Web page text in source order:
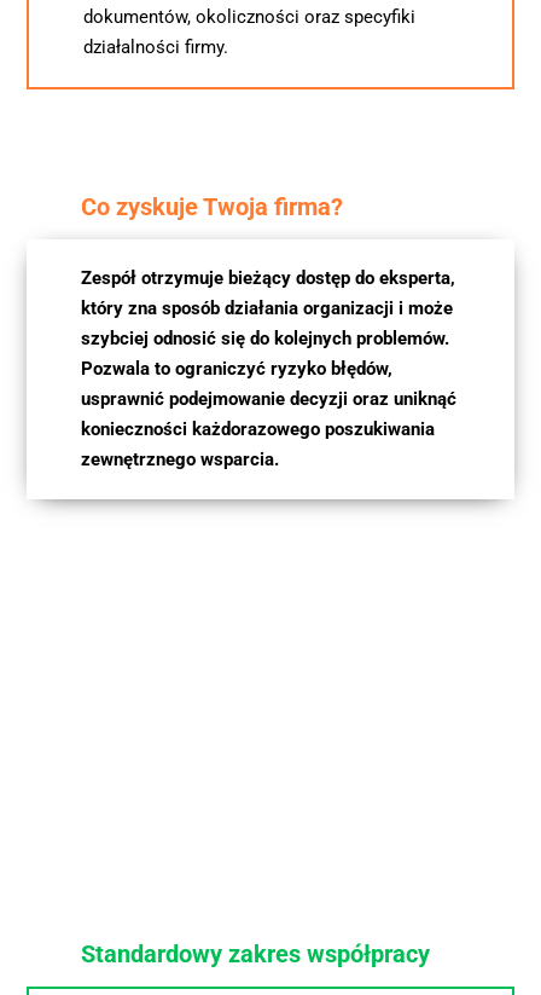
dokumentów, okoliczności oraz specyfiki
działalności firmy.
Co zyskuje Twoja firma?
Zespół otrzymuje bieżący dostęp do eksperta,
który zna sposób działania organizacji i może
szybciej odnosić się do kolejnych problemów.
Pozwala to ograniczyć ryzyko błędów,
usprawnić podejmowanie decyzji oraz uniknąć
konieczności każdorazowego poszukiwania
zewnętrznego wsparcia.
Standardowy zakres współpracy